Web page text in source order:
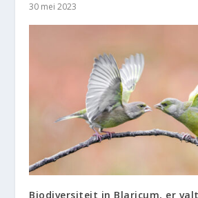
30 mei 2023
Biodiversiteit in Blaricum, er